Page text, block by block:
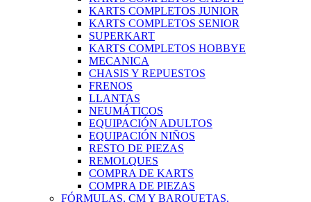
KARTS COMPLETOS JUNIOR
KARTS COMPLETOS SENIOR
SUPERKART
KARTS COMPLETOS HOBBYE
MECANICA
CHASIS Y REPUESTOS
FRENOS
LLANTAS
NEUMÁTICOS
EQUIPACIÓN ADULTOS
EQUIPACIÓN NIÑOS
RESTO DE PIEZAS
REMOLQUES
COMPRA DE KARTS
COMPRA DE PIEZAS
FÓRMULAS, CM Y BARQUETAS.